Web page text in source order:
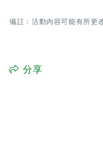
備註：活動內容可能有所更
分享